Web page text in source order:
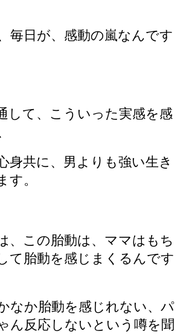
毎日が、感動の嵐なんです
して、こういった実感を感
身共に、男よりも強い生き
す。
、この胎動は、ママはもち
て胎動を感じまくるんです
なか胎動を感じれない、パ
ん反応しないという噂を聞